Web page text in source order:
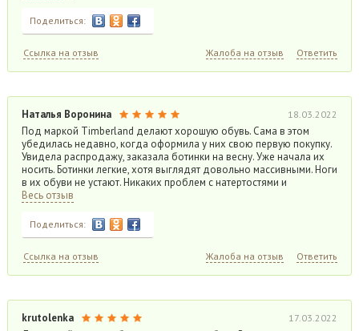
Поделиться:
Ссылка на отзыв Жалоба на отзыв Ответить
Наталья Воронина 18.03.2022
Под маркой Timberland делают хорошую обувь. Сама в этом
убедилась недавно, когда оформила у них свою первую покупку.
Увидела распродажу, заказала ботинки на весну. Уже начала их
носить. Ботинки легкие, хотя выглядят довольно массивными. Ноги
в их обуви не устают. Никаких проблем с натертостями и
Весь отзыв
Поделиться:
Ссылка на отзыв Жалоба на отзыв Ответить
krutolenka 17.03.2022